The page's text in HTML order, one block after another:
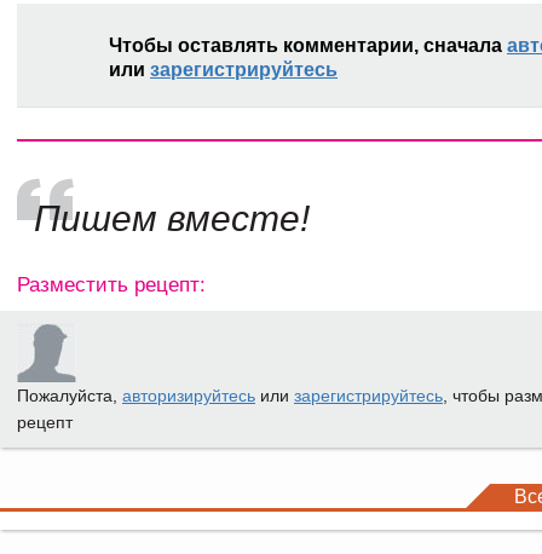
Чтобы оставлять комментарии, сначала
или зарегистрируйтесь
Пишем вместе!
Разместить рецепт:
Пожалуйста, авторизируйтесь или зарегистрируйтесь , чтобы
рецепт